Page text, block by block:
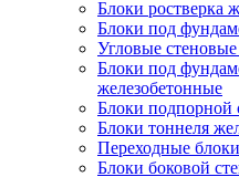
Блоки ростверка
Блоки под
Угловые
Блоки под
железобетонные
Блоки подпорной
Блоки тоннеля
Переходные
Блоки боковой